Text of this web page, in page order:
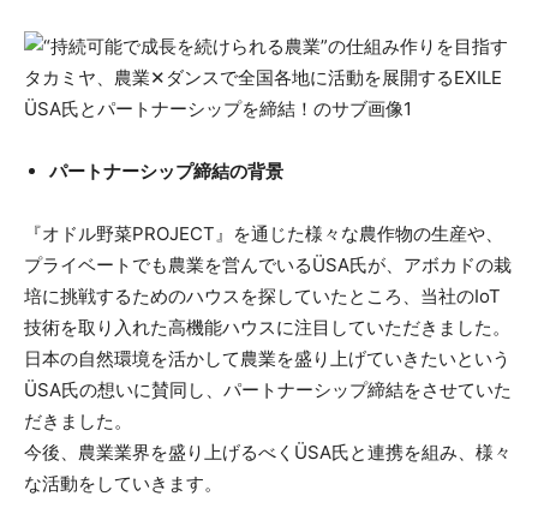
パートナーシップ締結の背景
『オドル野菜PROJECT』を通じた様々な農作物の生産や、
プライベートでも農業を営んでいるÜSA氏が、アボカドの栽
培に挑戦するためのハウスを探していたところ、当社のIoT
技術を取り入れた高機能ハウスに注目していただきました。
日本の自然環境を活かして農業を盛り上げていきたいという
ÜSA氏の想いに賛同し、パートナーシップ締結をさせていた
だきました。
今後、農業業界を盛り上げるべくÜSA氏と連携を組み、様々
な活動をしていきます。